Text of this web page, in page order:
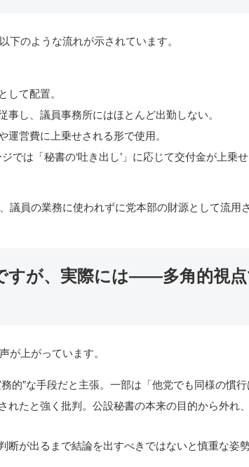
下のような流れが示されています。
して配置。
し、議員事務所にはほとんど出勤しない。
営費に上乗せされる形で使用。
では「秘書の‘吐き出し’」に応じて交付金が上乗
議員の業務に使われずに党本部の財源として流用
すが、実際には――多角的視
が上がっています。
的”な手段だと主張。一部は「他党でも同様の慣行
れたと強く批判。公設秘書の本来の目的から外れ
断が出るまで結論を出すべきではないと慎重な姿勢